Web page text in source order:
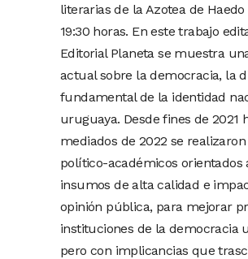
literarias de la Azotea de Haedo
19:30 horas. En este trabajo
Editorial Planeta se muestra
actual sobre la democracia, la
fundamental de la identidad
uruguaya. Desde fines de 2021
mediados de 2022 se
político-académicos orientados
insumos de alta calidad e
opinión pública, para mejorar
instituciones de la democracia
pero con implicancias que